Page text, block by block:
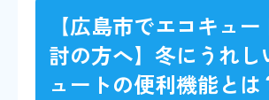
【広島市でエコキュ
討の方へ】冬にうれし
ュートの便利機能とは